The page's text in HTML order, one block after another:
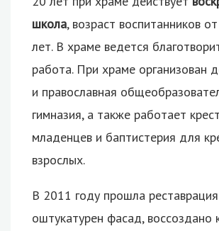
школа, возраст воспитанников
лет. В храме ведется
работа. При храме организован
и православная
гимназия, а также работает
младенцев и баптистерия для
взрослых.
В 2011 году прошла
оштукатурен фасад, воссоздано